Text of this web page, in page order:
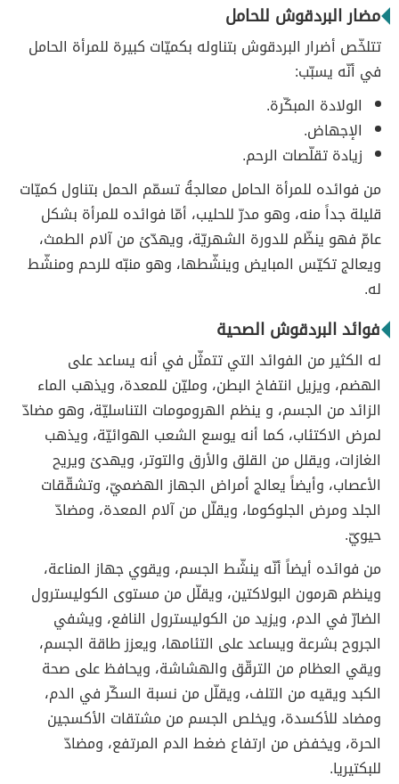
مضار البردقوش للحامل
تتلخّص أضرار البردقوش بتناوله بكميّات كبيرة للمرأة الحامل
في أنّه يسبّب:
الولادة المبكّرة.
الإجهاض.
زيادة تقلّصات الرحم.
من فوائده للمرأة الحامل معالجةُ تسمّم الحمل بتناول كميّات
قليلة جداً منه، وهو مدرّ للحليب، أمّا فوائده للمرأة بشكل
عامّ فهو ينظّم للدورة الشهريّة، ويهدّئ من آلام الطمث،
ويعالج تكيّس المبايض وينشّطها، وهو منبّه للرحم ومنشّط
له.
فوائد البردقوش الصحية
له الكثير من الفوائد التي تتمثّل في أنه يساعد على
الهضم، ويزيل انتفاخ البطن، ومليّن للمعدة، ويذهب الماء
الزائد من الجسم، و ينظم الهرومومات التناسليّة، وهو مضادّ
لمرض الاكتئاب، كما أنه يوسع الشعب الهوائيّة، ويذهب
الغازات، ويقلل من القلق والأرق والتوتر، ويهدئ ويريح
الأعصاب، وأيضاً يعالج أمراض الجهاز الهضميّ، وتشقّقات
الجلد ومرض الجلوكوما، ويقلّل من آلام المعدة، ومضادّ
حيويّ.
من فوائده أيضاً أنّه ينشّط الجسم، ويقوي جهاز المناعة،
وينظم هرمون البولاكتين، ويقلّل من مستوى الكوليسترول
الضارّ في الدم، ويزيد من الكوليسترول النافع، ويشفي
الجروح بشرعة ويساعد على التئامها، ويعزز طاقة الجسم،
ويقي العظام من الترقّق والهشاشة، ويحافظ على صحة
الكبد ويقيه من التلف، ويقلّل من نسبة السكّر في الدم،
ومضاد للأكسدة، ويخلص الجسم من مشتقات الأكسجين
الحرة، ويخفض من ارتفاع ضغط الدم المرتفع، ومضادّ
للبكتيريا.